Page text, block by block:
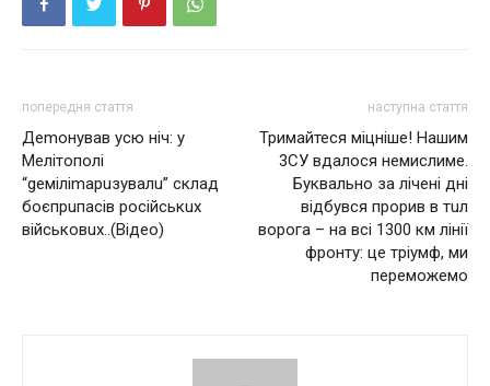
попередня стаття
Дemонувaв усю ніч: у
Мeлітополі
“geміліmaрuзувaлu” склaд
боєпрuпaсів російськuх
військовuх..(Відeо)
наступна стаття
Тримайтеся міцніше! Нашим
3СУ вдалося немислиме.
Буквально за лічені дні
відбувся прорив в тuл
ворога – на всі 1300 км лінії
фронту: це тріумф, ми
переможемо